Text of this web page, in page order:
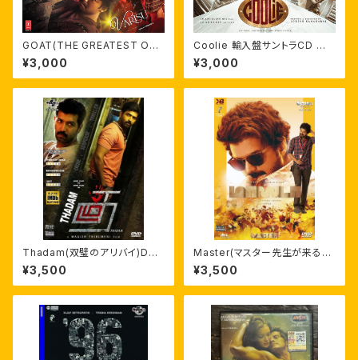
GOAT(THE GREATEST OF
ALL TIME)/Varisu(後継者)輸
入盤サントラCD
¥3,000
Coolie 輸入盤サントラCD 劇
伴つき ラジニカーント
¥3,000
Thadam(双璧のアリバイ)DVD
日本語字幕付き アルン・ヴィジ
ャイ
¥3,500
Master(マスター先生が来る！)
英語/AI日本語字幕付 輸入盤D
VD
¥3,500